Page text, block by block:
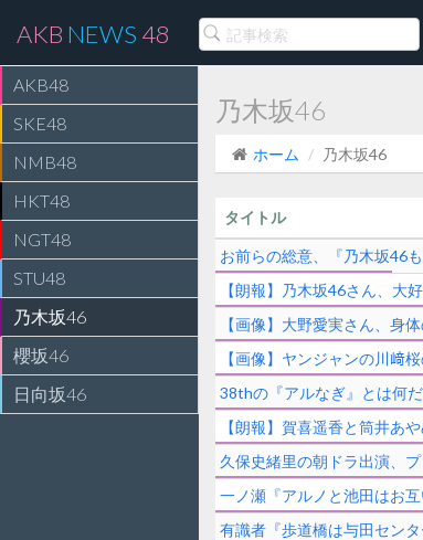
AKB NEWS 48
AKB48
SKE48
NMB48
HKT48
NGT48
STU48
乃木坂46
櫻坂46
日向坂46
乃木坂46
ホーム 乃木坂46
タイトル
お前らの総意、『乃木坂46
【朗報】乃木坂46さん、大
【画像】大野愛実さん、身
【画像】ヤンジャンの川﨑
38thの『アルなぎ』とは何
【朗報】賀喜遥香と筒井あ
久保史緒里の朝ドラ出演、
一ノ瀬『アルノと池田はお互
有識者『歩道橋は与田セン